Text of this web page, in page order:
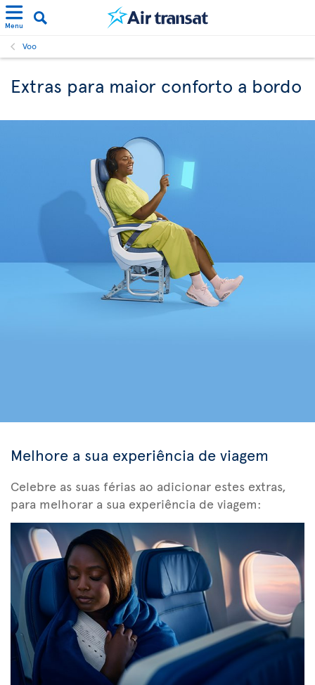
Menu
Voo
Extras para maior conforto a bordo
Melhore a sua experiência de viagem
Celebre as suas férias ao adicionar estes extras,
para melhorar a sua experiência de viagem: